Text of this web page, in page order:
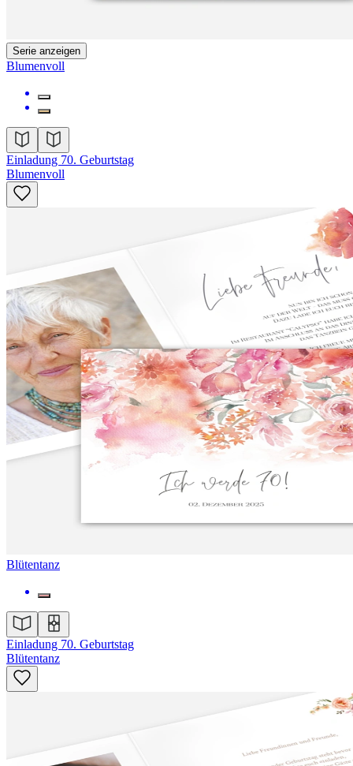
Serie anzeigen
Blumenvoll
Einladung 70. Geburtstag
Blumenvoll
Blütentanz
Einladung 70. Geburtstag
Blütentanz